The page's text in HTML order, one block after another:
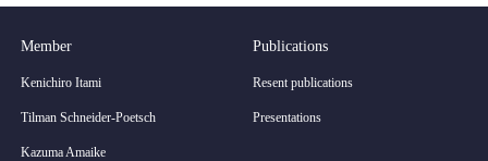
Member
Kenichiro Itami
Tilman Schneider-Poetsch
Kazuma Amaike
Publications
Resent publications
Presentations